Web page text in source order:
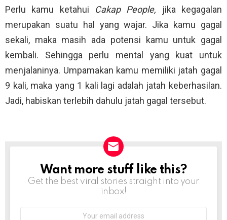
Perlu kamu ketahui Cakap People,
jika kegagalan
merupakan suatu hal yang wajar. Jika kamu gagal
sekali, maka masih ada potensi kamu untuk gagal
kembali. Sehingga perlu mental yang kuat untuk
menjalaninya. Umpamakan kamu memiliki jatah gagal
9 kali, maka yang 1 kali lagi adalah jatah keberhasilan.
Jadi, habiskan terlebih dahulu jatah gagal tersebut.
NEWSLETTER
Want more stuff like this?
Get the best viral stories straight into your
inbox!